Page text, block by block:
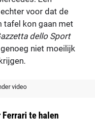
voor dat de
tafel kon gaan met
dello Sport
niet moeilijk
video
te halen